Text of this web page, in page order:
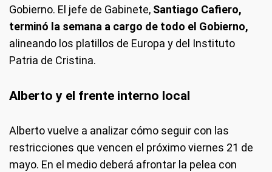
Gobierno. El jefe de Gabinete, Santiago Cafiero,
terminó la semana a cargo de todo el Gobierno,
alineando los platillos de Europa y del Instituto
Patria de Cristina.
Alberto y el frente interno local
Alberto vuelve a analizar cómo seguir con las
restricciones que vencen el próximo viernes 21 de
mayo. En el medio deberá afrontar la pelea con